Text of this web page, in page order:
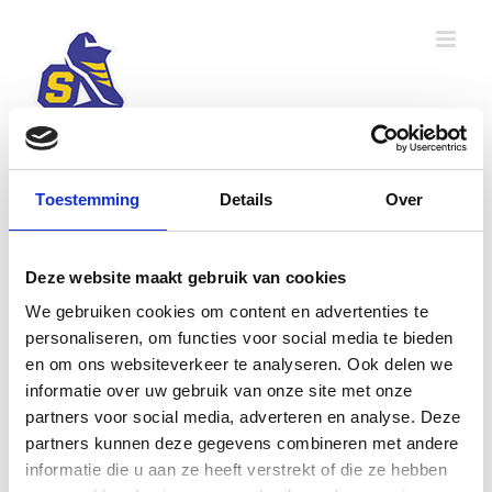
Toestemming Details Over
Deze website maakt gebruik van cookies
We gebruiken cookies om content en advertenties te
personaliseren, om functies voor social media te bieden
en om ons websiteverkeer te analyseren. Ook delen we
informatie over uw gebruik van onze site met onze
partners voor social media, adverteren en analyse. Deze
partners kunnen deze gegevens combineren met andere
informatie die u aan ze heeft verstrekt of die ze hebben
inhoud
VRAGEN?
Heb je vragen of wil je meer informatie
neem dan gerust contact met ons op.
Voor vragen over je inschrijving mail je
naar:inschrijving@stonecityrun.com
KlikHIERvoor de Algemene Voorwaarden.